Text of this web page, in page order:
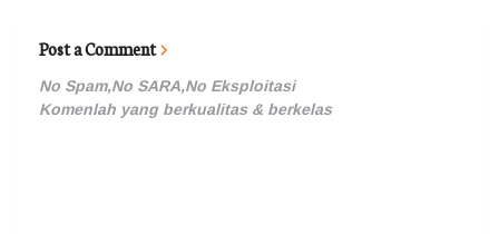
Post a Comment
No Spam,No SARA,No Eksploitasi
Komenlah yang berkualitas & berkelas